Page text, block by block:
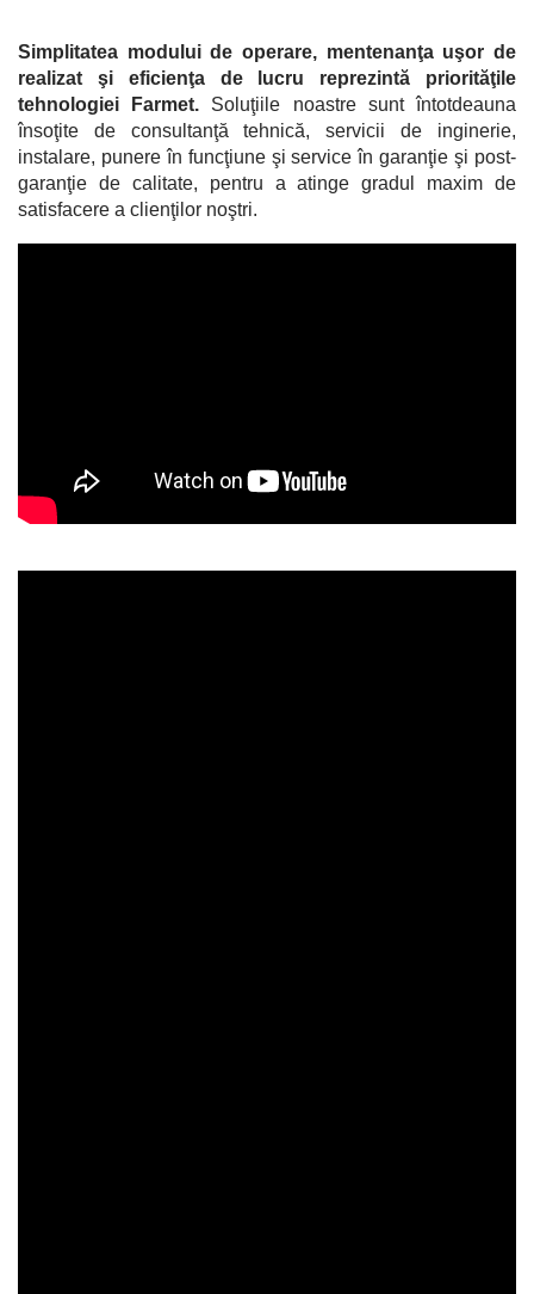
Simplitatea modului de operare, mentenanţa uşor de
realizat şi eficienţa de lucru reprezintă priorităţile
tehnologiei Farmet. Soluţiile noastre sunt întotdeauna
însoţite de consultanţă tehnică, servicii de inginerie,
instalare, punere în funcţiune şi service în garanţie şi post-
garanţie de calitate, pentru a atinge gradul maxim de
satisfacere a clienţilor noştri.